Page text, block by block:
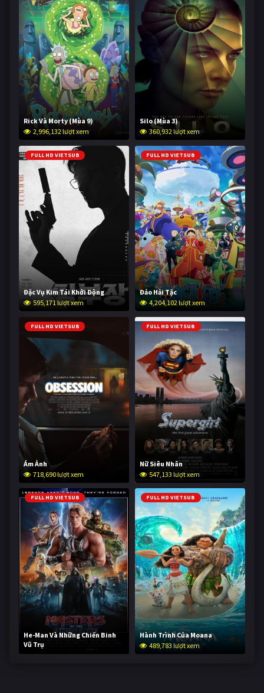
Rick Và Morty (Mùa 9)
2,996,132 lượt xem
Silo (Mùa 3)
360,932 lượt xem
FULL HD VIETSUB
Đặc Vụ Kim Tái Khởi Động
595,171 lượt xem
FULL HD VIETSUB
Đảo Hải Tặc
4,204,102 lượt xem
FULL HD VIETSUB
Ám Ảnh
718,690 lượt xem
FULL HD VIETSUB
Nữ Siêu Nhân
547,133 lượt xem
FULL HD VIETSUB
He-Man Và Những Chiến Binh
Vũ Trụ
238,283 lượt xem
FULL HD VIETSUB
Hành Trình Của Moana
489,783 lượt xem